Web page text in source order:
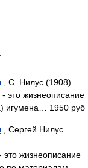
, С. Нилус (1908)
это жизнеописание
игумена… 1950 руб
, Сергей Нилус
жизнеописание